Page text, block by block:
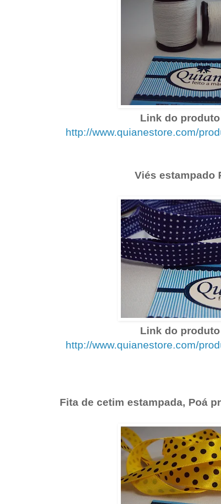
Link do
http://www.quianestore.com/
Viés estampado
Link do
http://www.quianestore.com/
Fita de cetim estampada, Poá